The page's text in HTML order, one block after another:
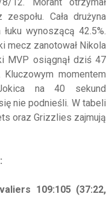
Cała drużyna
wynoszącą 42.5%.
mecz zanotował Nikola
MVP osiągnął dziś 47
momentem
na 40 sekund
nie podnieśli. W tabeli
oraz Grizzlies zajmują
109:105 (37:22,